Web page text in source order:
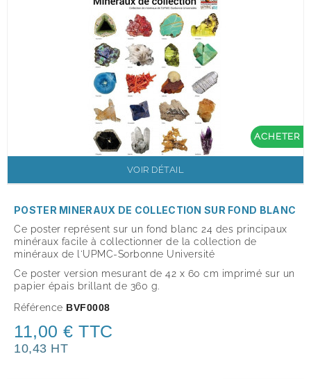
ACHETER
VOIR DÉTAIL
POSTER MINERAUX DE COLLECTION SUR FOND BLANC
Ce poster représent sur un fond blanc 24 des principaux
minéraux facile à collectionner de la collection de
minéraux de l'UPMC-Sorbonne Université
Ce poster version mesurant de 42 x 60 cm imprimé sur un
papier épais brillant de 360 g.
Référence BVF0008
11,00 € TTC
10,43 HT